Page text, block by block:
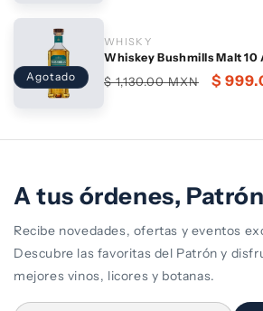
Agotado
WHISKY
Whiskey Bushmills Malt 10
Precio
$ 1,130.00 MXN
Precio
$
A tus órdenes,
Recibe novedades, ofertas y eventos
Descubre las favoritas del Patrón y
mejores vinos, licores y botanas.